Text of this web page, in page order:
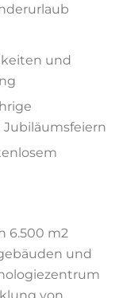
und
6.500 m2
und